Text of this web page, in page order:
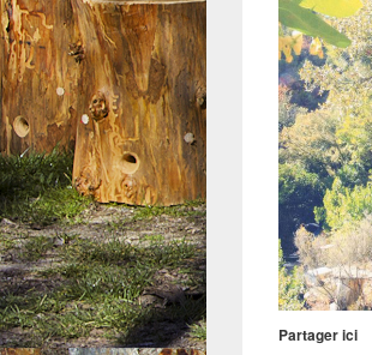
Partager ici